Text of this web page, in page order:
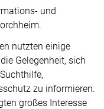
und
nutzten einige
Gelegenheit, sich
zu informieren.
großes Interesse